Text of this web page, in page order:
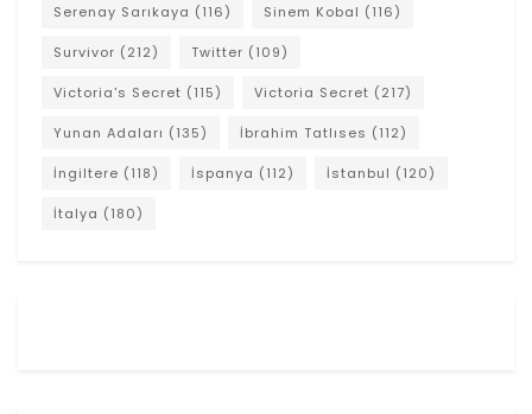
Serenay Sarıkaya (116) Sinem Kobal (116)
Survivor (212) Twitter (109)
Victoria's Secret (115) Victoria Secret (217)
Yunan Adaları (135) İbrahim Tatlıses (112)
İngiltere (118) İspanya (112) İstanbul (120)
İtalya (180)